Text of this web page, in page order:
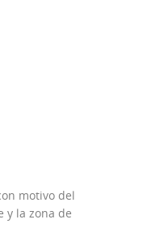
motivo del
y la zona de